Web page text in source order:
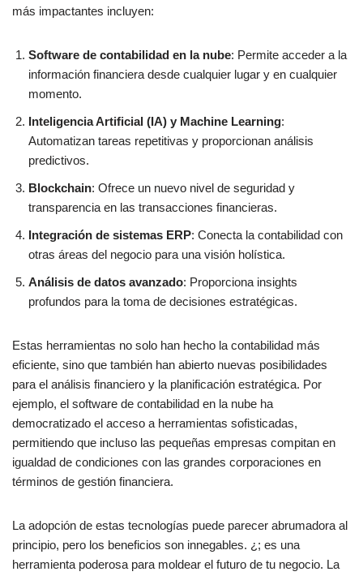
más impactantes incluyen:
Software de contabilidad en la nube: Permite acceder a la
información financiera desde cualquier lugar y en cualquier
momento.
Inteligencia Artificial (IA) y Machine Learning:
Automatizan tareas repetitivas y proporcionan análisis
predictivos.
Blockchain: Ofrece un nuevo nivel de seguridad y
transparencia en las transacciones financieras.
Integración de sistemas ERP: Conecta la contabilidad con
otras áreas del negocio para una visión holística.
Análisis de datos avanzado: Proporciona insights
profundos para la toma de decisiones estratégicas.
Estas herramientas no solo han hecho la contabilidad más
eficiente, sino que también han abierto nuevas posibilidades
para el análisis financiero y la planificación estratégica. Por
ejemplo, el software de contabilidad en la nube ha
democratizado el acceso a herramientas sofisticadas,
permitiendo que incluso las pequeñas empresas compitan en
igualdad de condiciones con las grandes corporaciones en
términos de gestión financiera.
La adopción de estas tecnologías puede parecer abrumadora al
principio, pero los beneficios son innegables. ¿; es una
herramienta poderosa para moldear el futuro de tu negocio. La